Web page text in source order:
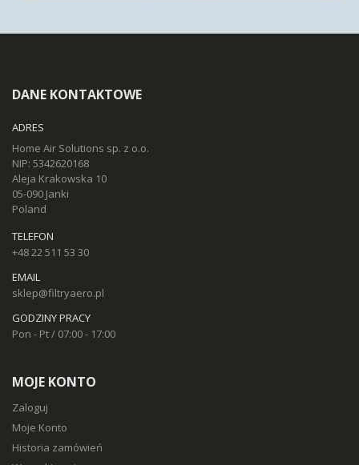
DANE KONTAKTOWE
ADRES
Home Air Solutions sp. z o.o.
NIP: 5342620168
Aleja Krakowska 10
05-090 Janki
Poland
TELEFON
+48 22 511 53 30
EMAIL
sklep@filtryaero.pl
GODZINY PRACY
Pon - Pt / 07:00 - 17:00
MOJE KONTO
Zaloguj
Moje Konto
Historia zamówień